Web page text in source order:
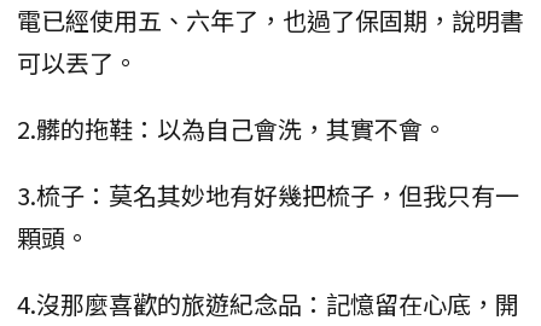
電已經使用五、六年了，也過了保固期，說明書
可以丟了。
2.髒的拖鞋：以為自己會洗，其實不會。
3.梳子：莫名其妙地有好幾把梳子，但我只有一
顆頭。
4.沒那麼喜歡的旅遊紀念品：記憶留在心底，開